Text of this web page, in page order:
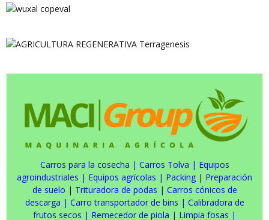
Carros para la cosecha | Carros Tolva | Equipos
agroindustriales | Equipos agrícolas | Packing | Preparación
de suelo | Trituradora de podas | Carros cónicos de
descarga | Carro transportador de bins | Calibradora de
frutos secos | Remecedor de piola | Limpia fosas |